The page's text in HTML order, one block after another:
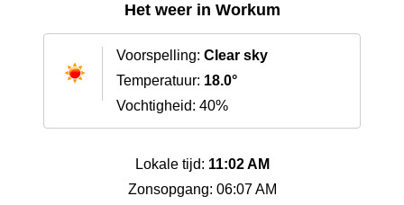
Het weer in Workum
Voorspelling: Clear sky
Temperatuur: 18.0°
Vochtigheid: 40%
Lokale tijd: 11:02 AM
Zonsopgang: 06:07 AM